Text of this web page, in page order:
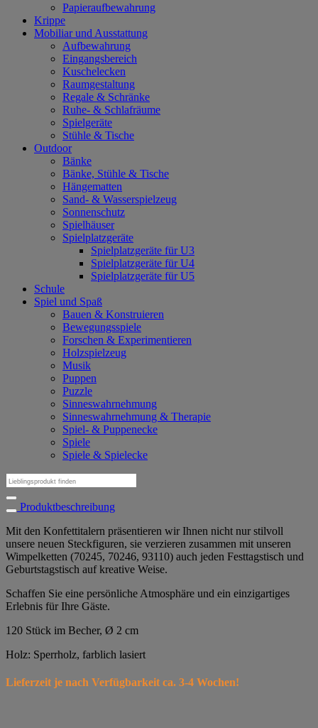
Papieraufbewahrung
Krippe
Mobiliar und Ausstattung
Aufbewahrung
Eingangsbereich
Kuschelecken
Raumgestaltung
Regale & Schränke
Ruhe- & Schlafräume
Spielgeräte
Stühle & Tische
Outdoor
Bänke
Bänke, Stühle & Tische
Hängematten
Sand- & Wasserspielzeug
Sonnenschutz
Spielhäuser
Spielplatzgeräte
Spielplatzgeräte für U3
Spielplatzgeräte für U4
Spielplatzgeräte für U5
Schule
Spiel und Spaß
Bauen & Konstruieren
Bewegungsspiele
Forschen & Experimentieren
Holzspielzeug
Musik
Puppen
Puzzle
Sinneswahrnehmung
Sinneswahrnehmung & Therapie
Spiel- & Puppenecke
Spiele
Spiele & Spielecke
Suchen
nach:
Produktbeschreibung
Mit den Konfettitalern präsentieren wir Ihnen nicht nur stilvoll
unsere neuen Steckfiguren, sie verzieren zusammen mit unseren
Wimpelketten (70245, 70246, 93110) auch jeden Festtagstisch und
Geburtstagstisch auf kreative Weise.
Schaffen Sie eine persönliche Atmosphäre und ein einzigartiges
Erlebnis für Ihre Gäste.
120 Stück im Becher, Ø 2 cm
Holz: Sperrholz, farblich lasiert
Lieferzeit je nach Verfügbarkeit ca. 3-4 Wochen!